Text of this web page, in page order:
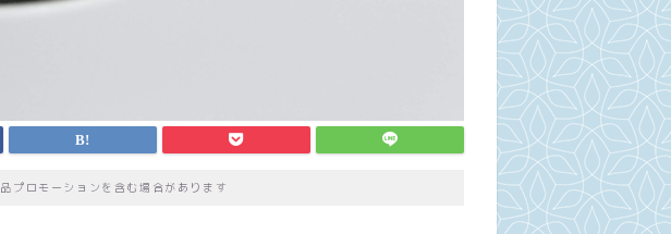
プロモーションを含む場合があります